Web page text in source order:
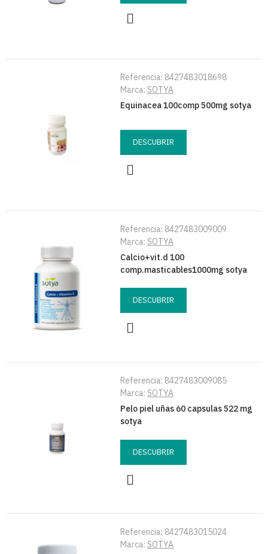
Referencia: 8427483018698
Marca: SOTYA
Equinacea 100comp 500mg sotya
DESCUBRIR
Referencia: 8427483009009
Marca: SOTYA
Calcio+vit.d 100
comp.masticables1000mg sotya
DESCUBRIR
Referencia: 8427483009085
Marca: SOTYA
Pelo piel uñas 60 capsulas 522 mg
sotya
DESCUBRIR
Referencia: 8427483015024
Marca: SOTYA